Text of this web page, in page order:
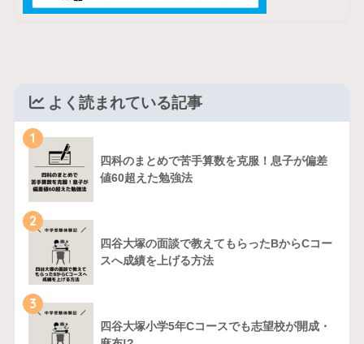
よく読まれている記事
1
四科のまとめで苦手算数を克服！息子が偏差
値60超えた勉強法
2
四谷大塚の面談で教えてもらったBからCコー
スへ成績を上げる方法
3
四谷大塚小学5年Cコースでも志望校が開成・